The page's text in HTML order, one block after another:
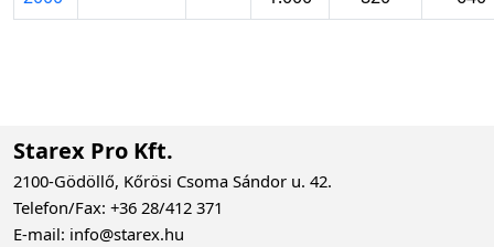
Starex Pro Kft.
2100-Gödöllő, Kőrösi Csoma Sándor u. 42.
Telefon/Fax: +36 28/412 371
E-mail: info@starex.hu